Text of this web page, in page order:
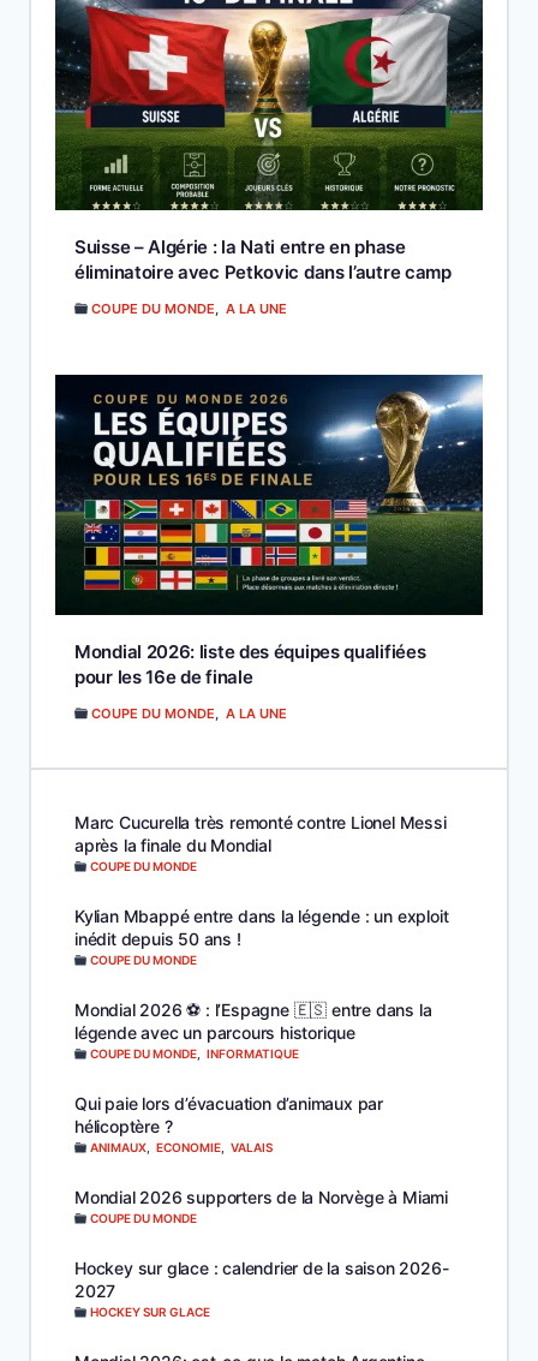
Suisse – Algérie : la Nati entre en phase
éliminatoire avec Petkovic dans l’autre camp
COUPE DU MONDE A LA UNE
Mondial 2026: liste des équipes qualifiées
pour les 16e de finale
COUPE DU MONDE, A LA UNE
Marc Cucurella très remonté contre Lionel Messi
après la finale du Mondial
COUPE DU MONDE
Kylian Mbappé entre dans la légende : un exploit
inédit depuis 50 ans !
COUPE DU MONDE
Mondial 2026 ⚽️ : l’Espagne 🇪🇸 entre dans la
légende avec un parcours historique
COUPE DU MONDE INFORMATIQUE
Qui paie lors d’évacuation d’animaux par
hélicoptère ?
ANIMAUX ECONOMIE VALAIS
Mondial 2026 supporters de la Norvège à Miami
COUPE DU MONDE
Hockey sur glace : calendrier de la saison 2026-
2027
HOCKEY SUR GLACE